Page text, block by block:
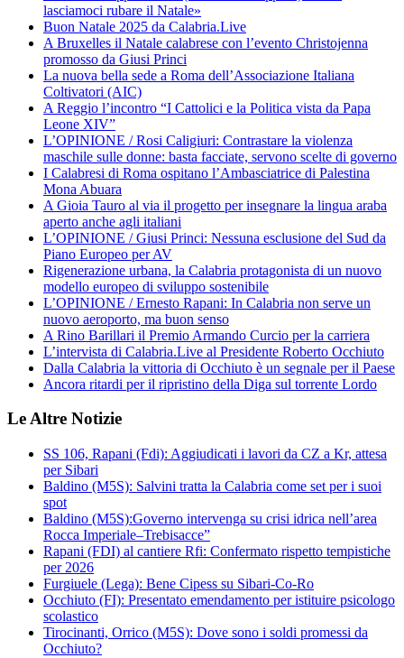
lasciamoci rubare il Natale»
Buon Natale 2025 da Calabria.Live
A Bruxelles il Natale calabrese con l’evento Christojenna
promosso da Giusi Princi
La nuova bella sede a Roma dell’Associazione Italiana
Coltivatori (AIC)
A Reggio l’incontro “I Cattolici e la Politica vista da Papa
Leone XIV”
L’OPINIONE / Rosi Caligiuri: Contrastare la violenza
maschile sulle donne: basta facciate, servono scelte di governo
I Calabresi di Roma ospitano l’Ambasciatrice di Palestina
Mona Abuara
A Gioia Tauro al via il progetto per insegnare la lingua araba
aperto anche agli italiani
L’OPINIONE / Giusi Princi: Nessuna esclusione del Sud da
Piano Europeo per AV
Rigenerazione urbana, la Calabria protagonista di un nuovo
modello europeo di sviluppo sostenibile
L’OPINIONE / Ernesto Rapani: In Calabria non serve un
nuovo aeroporto, ma buon senso
A Rino Barillari il Premio Armando Curcio per la carriera
L’intervista di Calabria.Live al Presidente Roberto Occhiuto
Dalla Calabria la vittoria di Occhiuto è un segnale per il Paese
Ancora ritardi per il ripristino della Diga sul torrente Lordo
Le Altre Notizie
SS 106, Rapani (Fdi): Aggiudicati i lavori da CZ a Kr, attesa
per Sibari
Baldino (M5S): Salvini tratta la Calabria come set per i suoi
spot
Baldino (M5S):Governo intervenga su crisi idrica nell’area
Rocca Imperiale–Trebisacce”
Rapani (FDI) al cantiere Rfi: Confermato rispetto tempistiche
per 2026
Furgiuele (Lega): Bene Cipess su Sibari-Co-Ro
Occhiuto (FI): Presentato emendamento per istituire psicologo
scolastico
Tirocinanti, Orrico (M5S): Dove sono i soldi promessi da
Occhiuto?